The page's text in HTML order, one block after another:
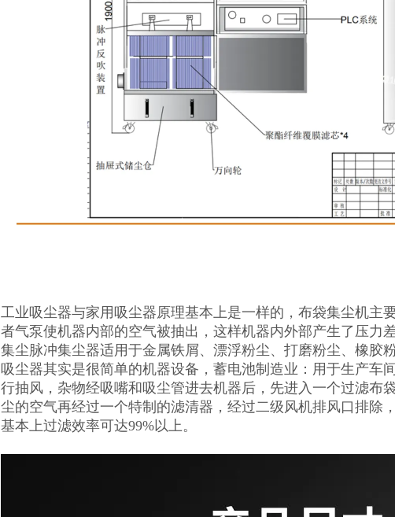
工业吸尘器与家用吸尘器原理基本上是一样的，布袋集尘机主
者气泵使机器内部的空气被抽出，这样机器内外部产生了压力
集尘脉冲集尘器适用于金属铁屑、漂浮粉尘、打磨粉尘、橡胶
吸尘器其实是很简单的机器设备，蓄电池制造业：用于生产车
行抽风，杂物经吸嘴和吸尘管进去机器后，先进入一个过滤布
尘的空气再经过一个特制的滤清器，经过二级风机排风口排除
基本上过滤效率可达99%以上。